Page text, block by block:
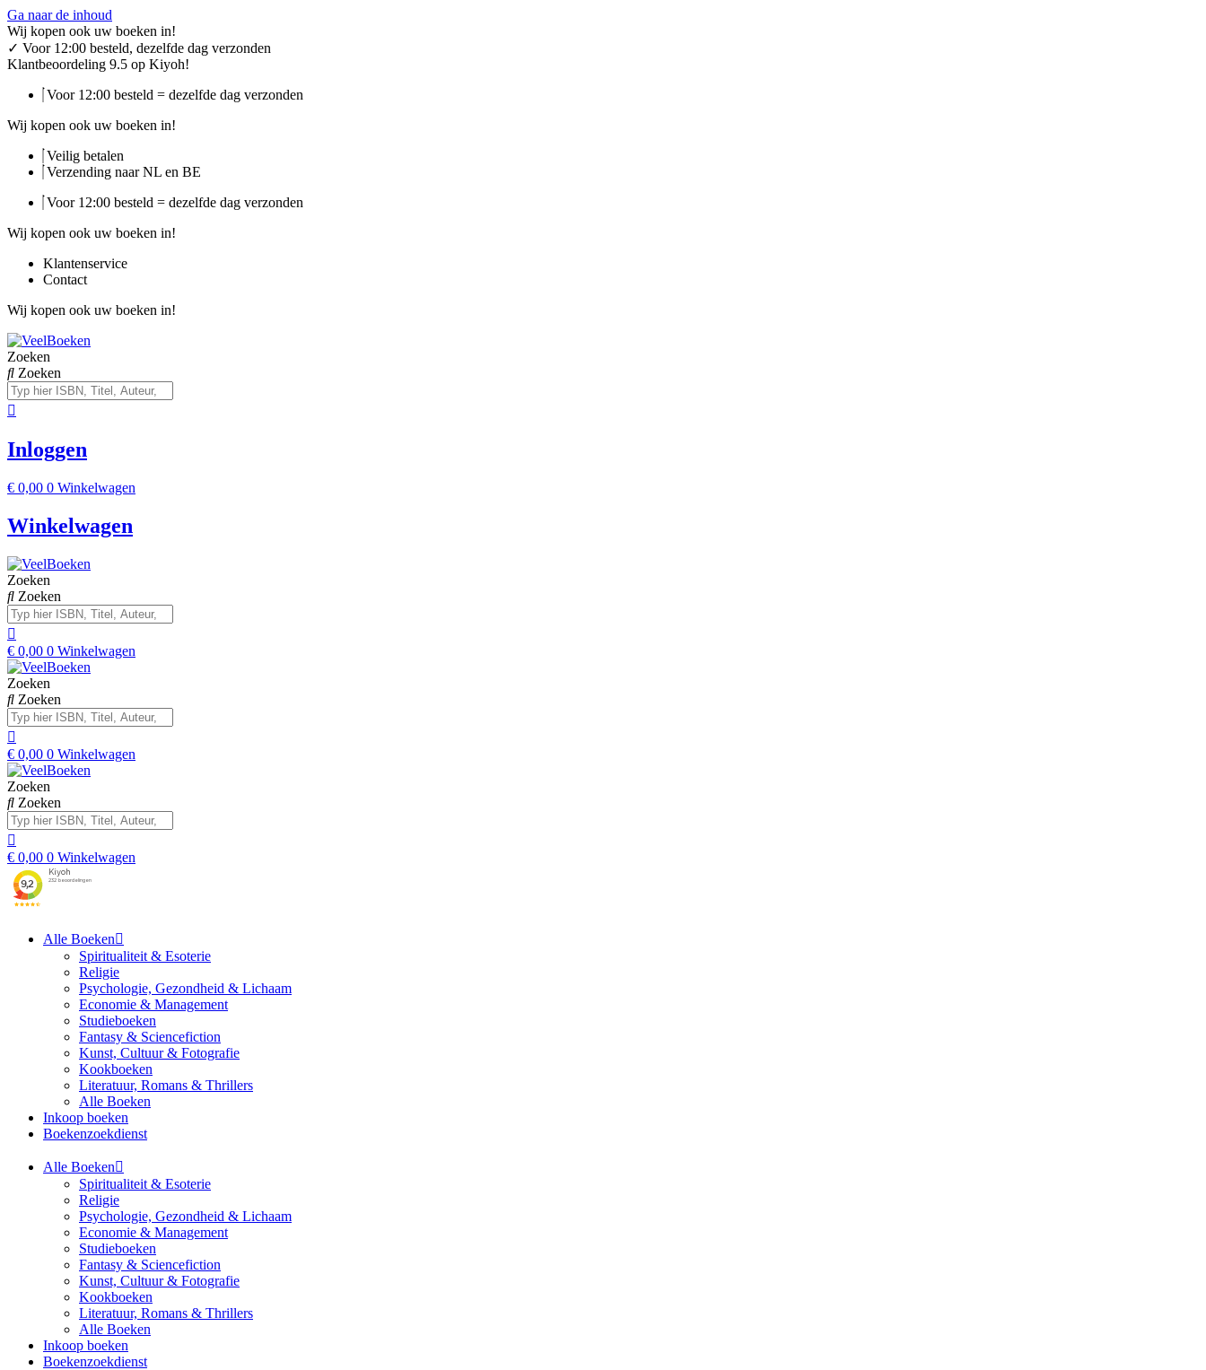
Ga naar de inhoud
Wij kopen ook uw boeken in!
✓ Voor 12:00 besteld, dezelfde dag verzonden
Klantbeoordeling 9.5 op Kiyoh!
Voor 12:00 besteld = dezelfde dag verzonden
Wij kopen ook uw boeken in!
Veilig betalen
Verzending naar NL en BE
Voor 12:00 besteld = dezelfde dag verzonden
Wij kopen ook uw boeken in!
Klantenservice
Contact
Wij kopen ook uw boeken in!
Zoeken
Zoeken
Inloggen
€ 0,00 0 Winkelwagen
Winkelwagen
Zoeken
Zoeken
€ 0,00 0 Winkelwagen
Zoeken
Zoeken
€ 0,00 0 Winkelwagen
Zoeken
Zoeken
€ 0,00 0 Winkelwagen
Alle Boeken
Spiritualiteit & Esoterie
Religie
Psychologie, Gezondheid & Lichaam
Economie & Management
Studieboeken
Fantasy & Sciencefiction
Kunst, Cultuur & Fotografie
Kookboeken
Literatuur, Romans & Thrillers
Alle Boeken
Inkoop boeken
Boekenzoekdienst
Alle Boeken
Spiritualiteit & Esoterie
Religie
Psychologie, Gezondheid & Lichaam
Economie & Management
Studieboeken
Fantasy & Sciencefiction
Kunst, Cultuur & Fotografie
Kookboeken
Literatuur, Romans & Thrillers
Alle Boeken
Inkoop boeken
Boekenzoekdienst